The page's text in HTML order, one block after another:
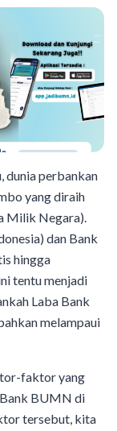
dunia perbankan
yang diraih
Milik Negara).
dan Bank
hingga
tentu menjadi
Laba Bank
melampaui
faktor yang
BUMN di
tersebut, kita